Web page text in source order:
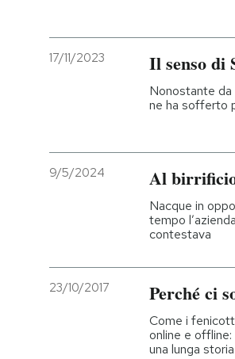
17/11/2023 Il senso di
Nonostante da
ne ha sofferto
9/5/2024 Al birrificio
Nacque in
tempo
contestava
23/10/2017 Perché ci
Come i
online e
una lunga storia